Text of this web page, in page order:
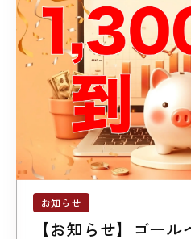
お知らせ
【お知らせ】ゴー